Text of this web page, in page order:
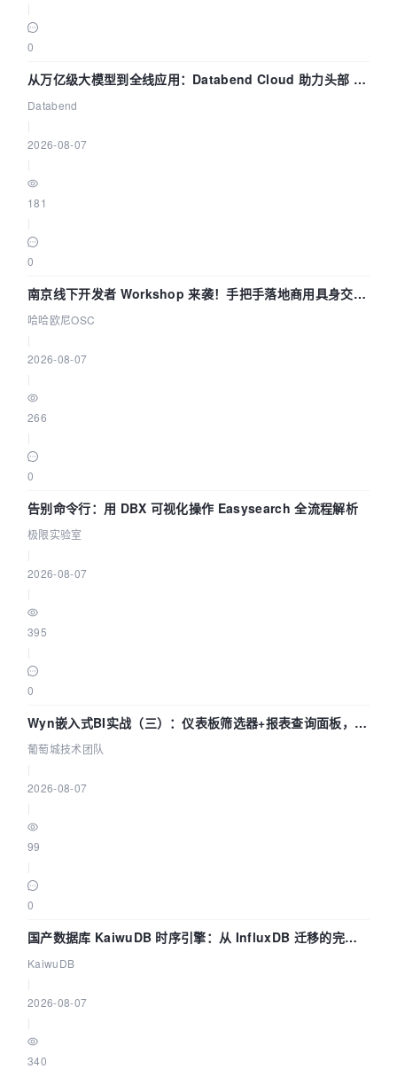
0
从万亿级大模型到全线应用：Databend Cloud 助力头部 AI
企业构建全链路 Trace 数据管道
Databend
2026-08-07
181
0
南京线下开发者 Workshop 来袭！手把手落地商用具身交互
智能 Agent 应用
哈哈欧尼OSC
2026-08-07
266
0
告别命令行：用 DBX 可视化操作 Easysearch 全流程解析
极限实验室
2026-08-07
395
0
Wyn嵌入式BI实战（三）：仪表板筛选器+报表查询面板，参
数联动全闭环
葡萄城技术团队
2026-08-07
99
0
国产数据库 KaiwuDB 时序引擎：从 InfluxDB 迁移的完整
技术路径
KaiwuDB
2026-08-07
340